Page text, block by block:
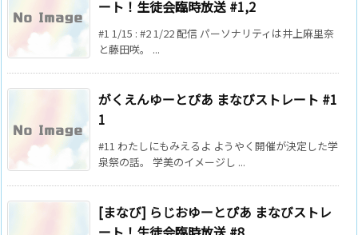
ート！生徒会臨時放送 #1,2
#1 1/15 : #2 1/22 配信 パーソナリティは井上麻里奈
と藤田咲。 ...
がくえんゆーとぴあ まなびストレート #1
1
#11 わたしにもみえるよ ようやく開催が決定した学
泉祭の話。 学美のイメージし ...
[まなび] らじおゆーとぴあ まなびストレ